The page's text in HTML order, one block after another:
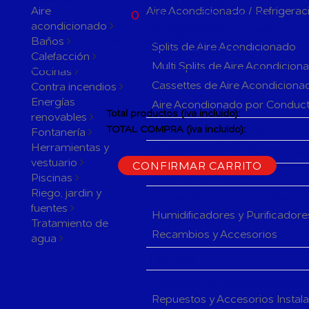
Aire
acondicionado
Baños
Calefacción
Cocinas
Contra incendios
Energías
renovables
Fontanería
Herramientas y
vestuario
Piscinas
Riego, jardin y
fuentes
Tratamiento de
agua
Aire Acondicionado /
Splits de Aire Acondicionado
Multi Splits de Aire
Cassettes de Aire
Aire Acondionado por
Herramientas y accesorios de
Sistemas de Regulación de
Humidificadores y
Recambios y Accesorios
Repuestos y Accesorios
0 PRODUCTOS EN SU
ACTUALMENTE 1 PRODUCTO
EN SU CARRITO.
Total productos (iva incluido):
TOTAL COMPRA (iva incluido):
CONFIRMAR CARRITO